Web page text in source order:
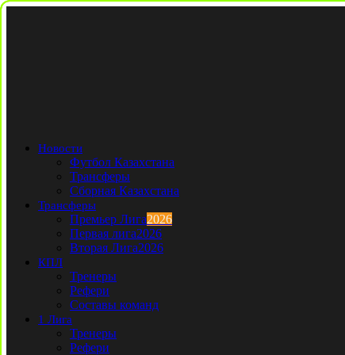
Новости
Футбол Казахстана
Трансферы
Сборная Казахстана
Трансферы
Премьер Лига2026
Первая лига2026
Вторая Лига2026
КПЛ
Тренеры
Рефери
Составы команд
1 Лига
Тренеры
Рефери